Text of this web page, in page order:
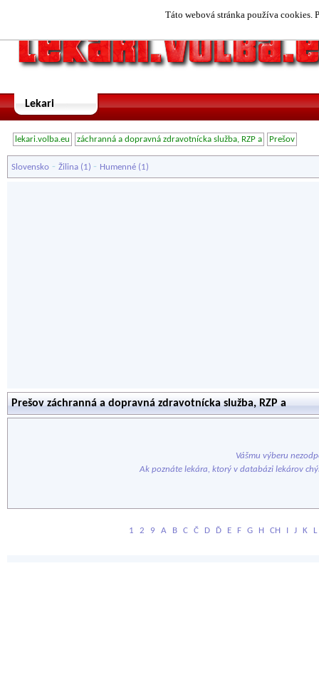
Táto webová stránka používa cookies.
Lekari
lekari.volba.eu záchranná a dopravná zdravotnícka služba, RZP a Prešov
Slovensko - Žilina (1) - Humenné (1)
Prešov záchranná a dopravná zdravotnícka služba, RZP a
Vášmu výberu
Ak poznáte lekára, ktorý v databázi lekárov
1 2 9 A B C Č D Ď E F G H CH I J K L